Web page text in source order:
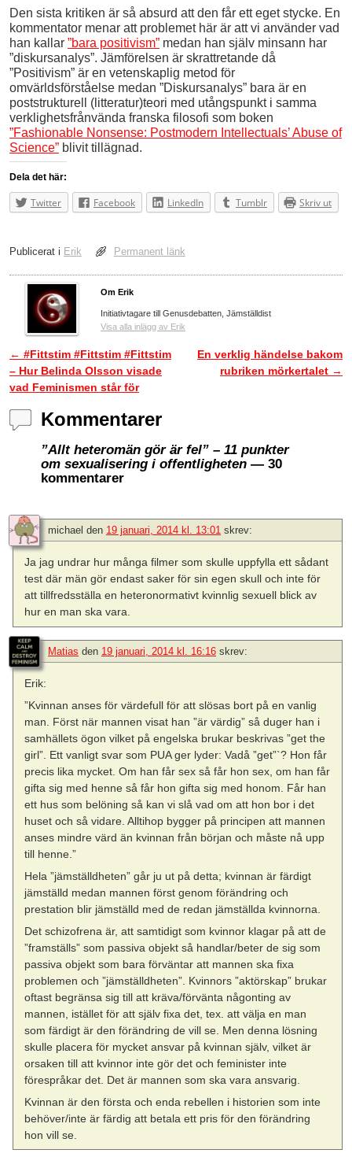
Den sista kritiken är så absurd att den får ett eget stycke. En
kommentator menar att problemet här är att vi använder vad
han kallar ”bara positivism” medan han själv minsann har
”diskursanalys”. Jämförelsen är skrattretande då
”Positivism” är en vetenskaplig metod för
omvärldsförståelse medan ”Diskursanalys” bara är en
poststrukturell (litteratur)teori med utångspunkt i samma
verklighetsfrånvända franska filosofi som boken
”Fashionable Nonsense: Postmodern Intellectuals’ Abuse of
Science” blivit tillägnad.
Dela det här:
Twitter Facebook LinkedIn Tumblr Skriv ut
Publicerat i Erik Permanent länk
Om Erik
Initiativtagare till Genusdebatten, Jämställdist
Visa alla inlägg av Erik
Inläggsnavigering
← #Fittstim #Fittstim #Fittstim
– Hur Belinda Olsson visade
vad Feminismen står för
En verklig händelse bakom
rubriken mörkertalet →
Kommentarer
”Allt heteromän gör är fel” – 11 punkter
om sexualisering i offentligheten — 30
kommentarer
michael den 19 januari, 2014 kl. 13:01 skrev:
Ja jag undrar hur många filmer som skulle uppfylla ett sådant
test där män gör endast saker för sin egen skull och inte för
att tillfredsställa en heteronormativt kvinnlig sexuell blick av
hur en man ska vara.
Matias den 19 januari, 2014 kl. 16:16 skrev:
Erik:
”Kvinnan anses för värdefull för att slösas bort på en vanlig
man. Först när mannen visat han ”är värdig” så duger han i
samhällets ögon vilket på engelska brukar beskrivas ”get the
girl”. Ett vanligt svar som PUA ger lyder: Vadå ”get”`? Hon får
precis lika mycket. Om han får sex så får hon sex, om han får
gifta sig med henne så får hon gifta sig med honom. Får han
ett hus som belöning så kan vi slå vad om att hon bor i det
huset och så vidare. Alltihop bygger på principen att mannen
anses mindre värd än kvinnan från början och måste nå upp
till henne.”
Hela ”jämställdheten” går ju ut på detta; kvinnan är färdigt
jämställd medan mannen först genom förändring och
prestation blir jämställd med de redan jämställda kvinnorna.
Det schizofrena är, att samtidigt som kvinnor klagar på att de
”framställs” som passiva objekt så handlar/beter de sig som
passiva objekt som bara förväntar att mannen ska fixa
problemen och ”jämställdheten”. Kvinnors ”aktörskap” brukar
oftast begränsa sig till att kräva/förvänta någonting av
mannen, istället för att själv fixa det, tex. att välja en man
som färdigt är den förändring de vill se. Men denna lösning
skulle placera för mycket ansvar på kvinnan själv, vilket är
orsaken till att kvinnor inte gör det och feminister inte
förespråkar det. Det är mannen som ska vara ansvarig.
Kvinnan är den första och enda rebellen i historien som inte
behöver/inte är färdig att betala ett pris för den förändring
hon vill se.